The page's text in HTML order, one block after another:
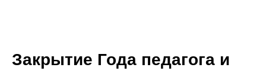
Закрытие Года педагога и